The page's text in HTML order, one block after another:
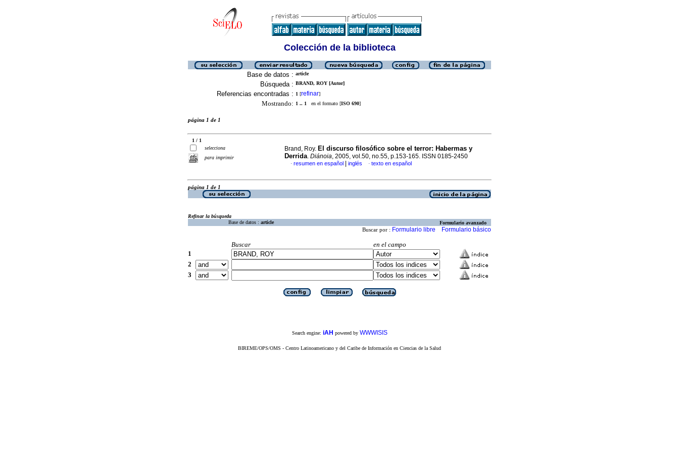
Colección de la biblioteca
Base de datos : article
Búsqueda : BRAND, ROY [Autor]
Referencias encontradas : 1 [refinar]
Mostrando: 1 .. 1 en el formato [ISO 690]
página 1 de 1
1 / 1
selecciona
para imprimir
Brand, Roy. El discurso filosófico sobre el terror: Habermas y
Derrida. Diánoia, 2005, vol.50, no.55, p.153-165. ISSN 0185-2450
· resumen en español inglés · texto en español
página 1 de 1
Refinar la búsqueda
Base de datos : article Formulario avanzado
Buscar por : Formulario libre Formulario básico
Buscar
en el campo
1
2
3
Search engine: iAH powered by WWWISIS
BIREME/OPS/OMS - Centro Latinoamericano y del Caribe de Información en Ciencias de la Salud